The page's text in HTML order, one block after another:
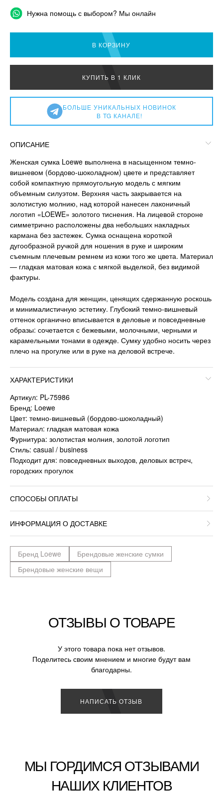
Нужна помощь с выбором? Мы онлайн
В КОРЗИНУ
КУПИТЬ В 1 КЛИК
БОЛЬШЕ УНИКАЛЬНЫХ НОВИНОК
В TG КАНАЛЕ!
ОПИСАНИЕ
Женская сумка Loewe выполнена в насыщенном темно-
вишневом (бордово-шоколадном) цвете и представляет
собой компактную прямоугольную модель с мягким
объемным силуэтом. Верхняя часть закрывается на
золотистую молнию, над которой нанесен лаконичный
логотип «LOEWE» золотого тиснения. На лицевой стороне
симметрично расположены два небольших накладных
кармана без застежек. Сумка оснащена короткой
дугообразной ручкой для ношения в руке и широким
съемным плечевым ремнем из кожи того же цвета. Материал
— гладкая матовая кожа с мягкой выделкой, без видимой
фактуры.
Модель создана для женщин, ценящих сдержанную роскошь
и минималистичную эстетику. Глубокий темно-вишневый
оттенок органично вписывается в деловые и повседневные
образы: сочетается с бежевыми, молочными, черными и
карамельными тонами в одежде. Сумку удобно носить через
плечо на прогулке или в руке на деловой встрече.
ХАРАКТЕРИСТИКИ
Артикул: PL-75986
Бренд: Loewe
Цвет: темно-вишневый (бордово-шоколадный)
Материал: гладкая матовая кожа
Фурнитура: золотистая молния, золотой логотип
Стиль: casual / business
Подходит для: повседневных выходов, деловых встреч,
городских прогулок
СПОСОБЫ ОПЛАТЫ
ИНФОРМАЦИЯ О ДОСТАВКЕ
Бренд Loewe
Брендовые женские сумки
Брендовые женские вещи
ОТЗЫВЫ О ТОВАРЕ
У этого товара пока нет отзывов.
Поделитесь своим мнением и многие будут вам
благодарны.
НАПИСАТЬ ОТЗЫВ
МЫ ГОРДИМСЯ ОТЗЫВАМИ
НАШИХ КЛИЕНТОВ